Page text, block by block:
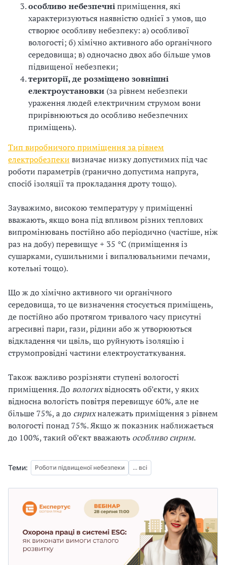
особливо небезпечніприміщення, які
характеризуються наявністю однієї з умов, що
створює особливу небезпеку: а) особливої
вологості; б) хімічно активного або органічного
середовища; в)одночасно двох або більше умов
підвищеної небезпеки;
території, де розміщено зовнішні
електроустановки (за рівнем небезпеки
ураження людей електричним струмом вони
прирівнюються до особливо небезпечних
приміщень).
Тип виробничого приміщення за рівнем
електробезпеки визначає низку допустимих під час
роботи параметрів (гранично допустима напруга,
спосіб ізоляції та прокладання дроту тощо).
Зауважимо, високою температуру у приміщенні
вважають, якщо вона під впливом різних теплових
випромінювань постійно або періодично (частіше, ніж
раз на добу) перевищує + 35 °С (приміщення із
сушарками, сушильними і випалювальними печами,
котельні тощо).
Що ж до хімічно активного чи органічного
середовища, то це визначення стосується приміщень,
де постійно або протягом тривалого часу присутні
агресивні пари, гази, рідини або ж утворюються
відкладення чи цвіль, що руйнують ізоляцію і
струмопровідні частини електроустаткування.
Також важливо розрізняти ступені вологості
приміщення. Довологихвідносять об’єкти, у яких
відносна вологість повітря перевищує 60%, але не
більше 75%, а до сирихналежать приміщення з рівнем
вологості понад 75%. Якщо ж показник наближається
до 100%, такий об’єкт вважають особливо сирим.
Теми: Роботи підвищеної небезпеки ... всі
а
ц